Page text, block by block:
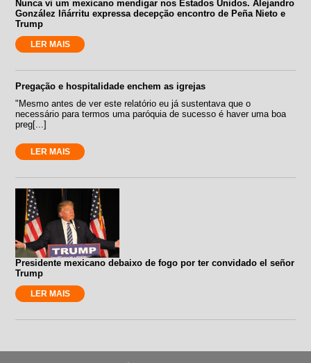
Nunca vi um mexicano mendigar nos Estados Unidos. Alejandro
González Iñárritu expressa decepção encontro de Peña Nieto e
Trump
LER MAIS
Pregação e hospitalidade enchem as igrejas
"Mesmo antes de ver este relatório eu já sustentava que o
necessário para termos uma paróquia de sucesso é haver uma boa
preg[...]
LER MAIS
Presidente mexicano debaixo de fogo por ter convidado el señor
Trump
LER MAIS